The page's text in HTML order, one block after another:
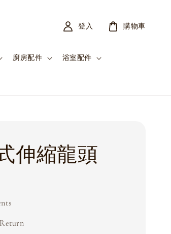
廚房配件 浴室配件
登入 購物車
伸縮龍頭